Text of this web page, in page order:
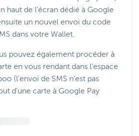
haut de l'écran dédié à Google
un nouvel envoi du code
dans votre Wallet.
pouvez également procéder à
en vous rendant dans l'espace
(l'envoi de SMS n'est pas
d'une carte à Google Pay